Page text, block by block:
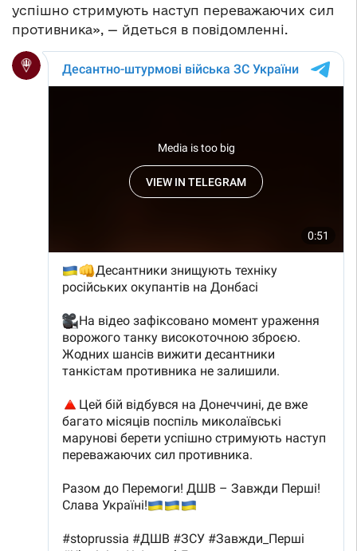
успішно стримують наступ переважаючих сил
противника», — йдеться в повідомленні.